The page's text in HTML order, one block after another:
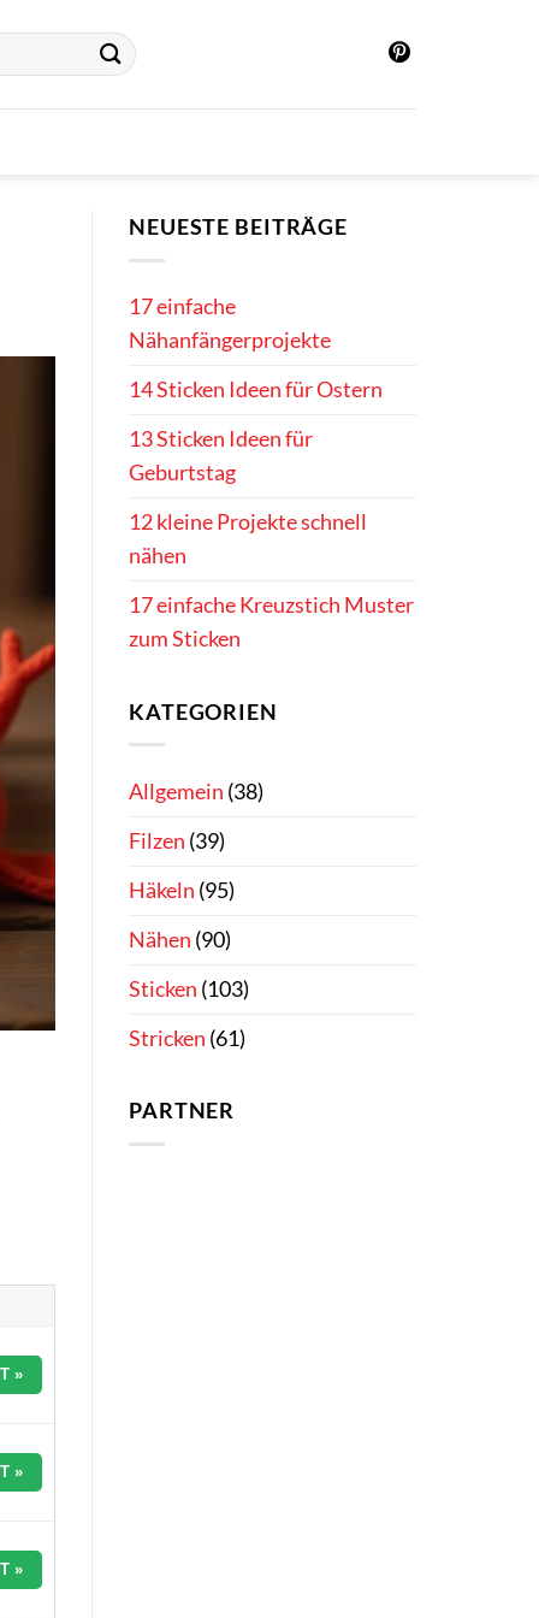
»
»
»
NEUESTE BEITRÄGE
17 einfache
Nähanfängerprojekte
14 Sticken Ideen für Ostern
13 Sticken Ideen für
Geburtstag
12 kleine Projekte schnell
nähen
17 einfache Kreuzstich Muster
zum Sticken
KATEGORIEN
Allgemein (38)
Filzen (39)
Häkeln (95)
Nähen (90)
Sticken (103)
Stricken (61)
PARTNER